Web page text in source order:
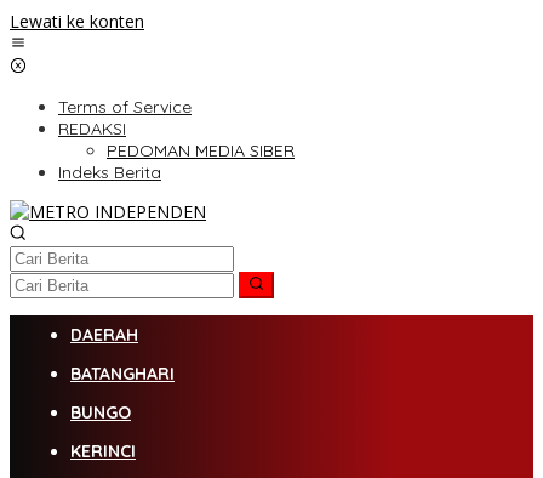
Lewati ke konten
Terms of Service
REDAKSI
PEDOMAN MEDIA SIBER
Indeks Berita
DAERAH
BATANGHARI
BUNGO
KERINCI